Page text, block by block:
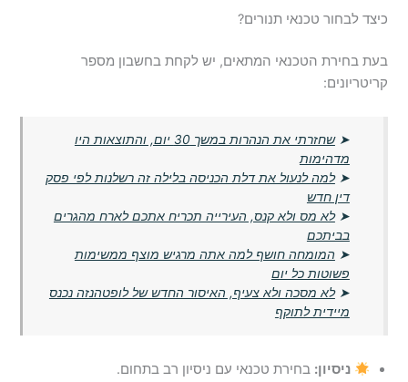
כיצד לבחור טכנאי תנורים?
בעת בחירת הטכנאי המתאים, יש לקחת בחשבון מספר
קריטריונים:
➤
שחזרתי את הנהרות במשך 30 יום, והתוצאות היו
מדהימות
➤למה לנעול את דלת הכניסה בלילה זה רשלנות לפי פסק
דין חדש
➤לא מס ולא קנס, העירייה תכריח אתכם לארח מהגרים
בביתכם
➤ המומחה חושף למה אתה מרגיש מוצף ממשימות
פשוטות כל יום
➤לא מסכה ולא צעיף, האיסור החדש של לופטהנזה נכנס
מיידית לתוקף
ניסיון: בחירת טכנאי עם ניסיון רב בתחום.